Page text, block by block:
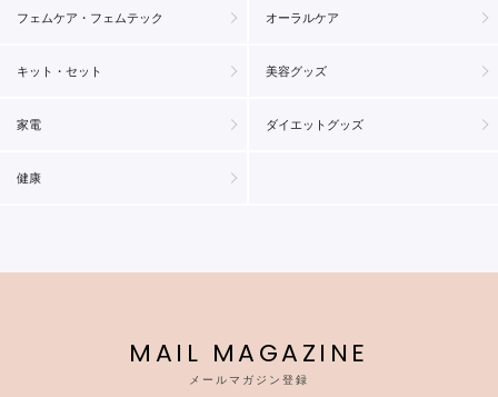
フェムケア・フェムテック オーラルケア
キット・セット 美容グッズ
家電 ダイエットグッズ
健康
MAIL MAGAZINE
メールマガジン登録